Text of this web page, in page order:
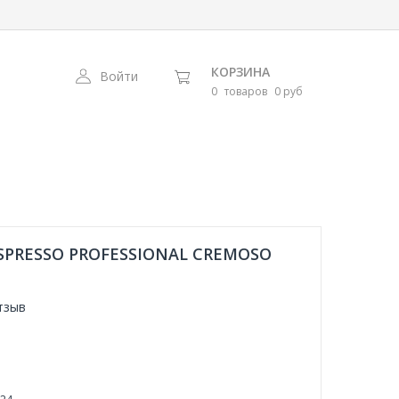
Войти КОРЗИНА
0 товаров 0 руб
PROFESSIONAL CREMOSO